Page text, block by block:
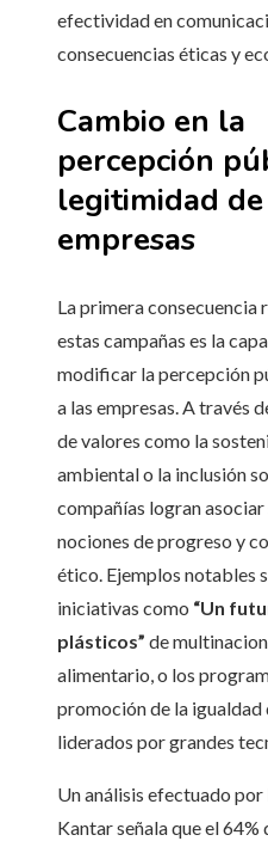
efectividad en
consecuencias éticas y
Cambio en la
percepción
legitimidad
empresas
La primera consecuencia
estas campañas es la
modificar la percepción
a las empresas. A través
de valores como la
ambiental o la inclusión
compañías logran asociar
nociones de progreso y
ético. Ejemplos notables
iniciativas como “Un
plásticos” de
alimentario, o los
promoción de la igualdad
liderados por grandes
Un análisis efectuado
Kantar señala que el 64%